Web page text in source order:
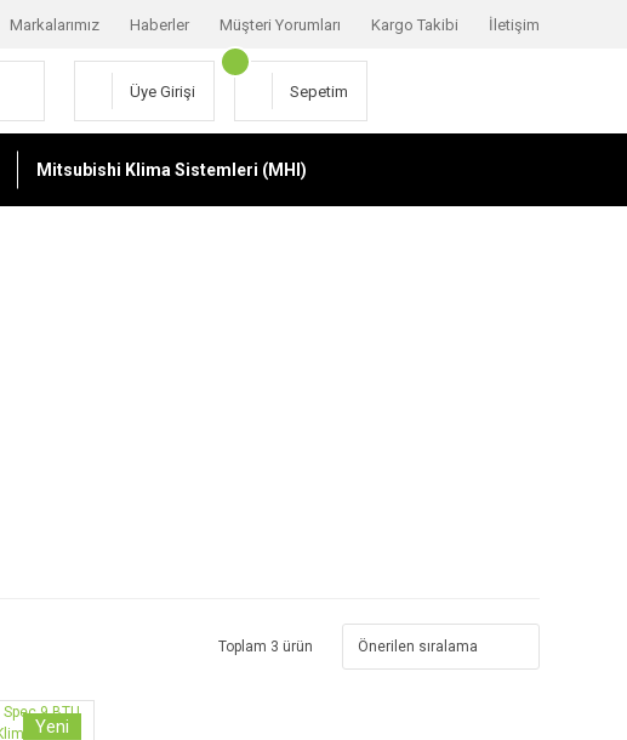
Markalarımız Haberler Müşteri Yorumları Kargo Takibi İletişim
Üye Girişi Sepetim
Mitsubishi Klima Sistemleri (MHI)
Toplam 3 ürün
Yeni